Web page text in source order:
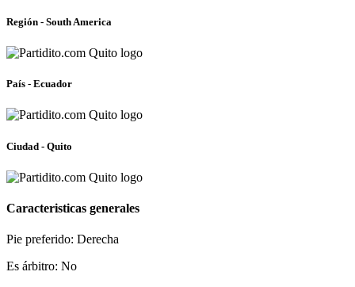
Región - South America
País - Ecuador
Ciudad - Quito
Caracteristicas generales
Pie preferido: Derecha
Es árbitro: No